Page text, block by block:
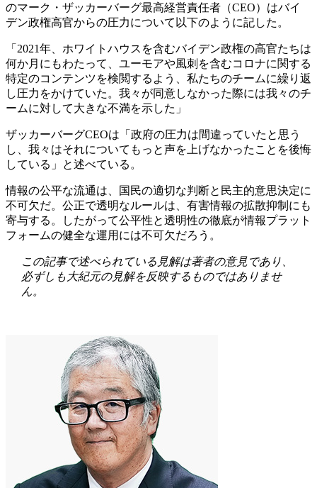
のマーク・ザッカーバーグ最高経営責任者（CEO）はバイ
デン政権高官からの圧力について以下のように記した。
「2021年、ホワイトハウスを含むバイデン政権の高官たちは
何か月にもわたって、ユーモアや風刺を含むコロナに関する
特定のコンテンツを検閲するよう、私たちのチームに繰り返
し圧力をかけていた。我々が同意しなかった際には我々のチ
ームに対して大きな不満を示した」
ザッカーバーグCEOは「政府の圧力は間違っていたと思う
し、我々はそれについてもっと声を上げなかったことを後悔
している」と述べている。
情報の公平な流通は、国民の適切な判断と民主的意思決定に
不可欠だ。公正で透明なルールは、有害情報の拡散抑制にも
寄与する。したがって公平性と透明性の徹底が情報プラット
フォームの健全な運用には不可欠だろう。
この記事で述べられている見解は著者の意見であり、
必ずしも大紀元の見解を反映するものではありませ
ん。